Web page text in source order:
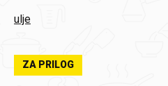
ulje
ZA PRILOG